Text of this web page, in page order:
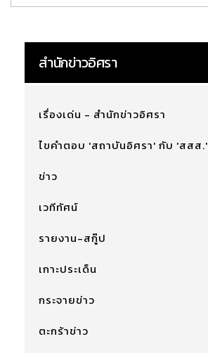
สำนักข่าวอิศรา
เรื่องเด่น - สำนักข่าวอิศรา
ไขคำตอบ 'สถาบันอิศรา' กับ 'สสส.'
ข่าว
เวทีทัศน์
รายงาน-สกู๊ป
เกาะประเด็น
กระจายข่าว
ตะกร้าข่าว